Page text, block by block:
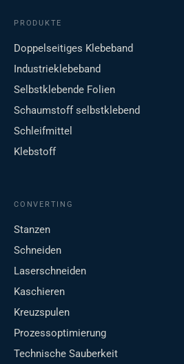
PRODUKTE
Doppelseitiges Klebeband
Industrieklebeband
Selbstklebende Folien
Schaumstoff selbstklebend
Schleifmittel
Klebstoff
CONVERTING
Stanzen
Schneiden
Laserschneiden
Kaschieren
Kreuzspulen
Prozessoptimierung
Technische Sauberkeit